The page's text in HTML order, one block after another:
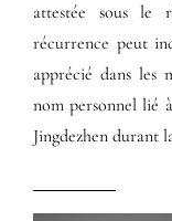
attestée sous le
récurrence peut
apprécié dans les
nom personnel lié
Jingdezhen durant